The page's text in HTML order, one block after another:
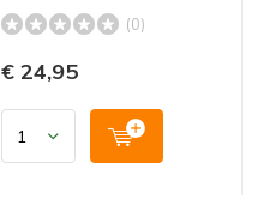
(0)
€ 24,95